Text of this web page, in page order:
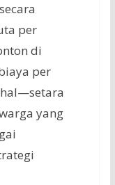
per
di
per
yang